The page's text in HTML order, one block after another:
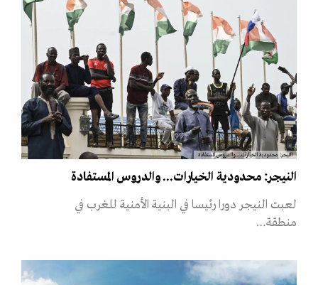
النيجر: محدودية الخيارات... والدروس المستفادة
النيجر: محدودية الخيارات... والدروس المستفادة
لعبت النيجر دورا رئيسا في البنية الأمنية للغرب في
منطقة…